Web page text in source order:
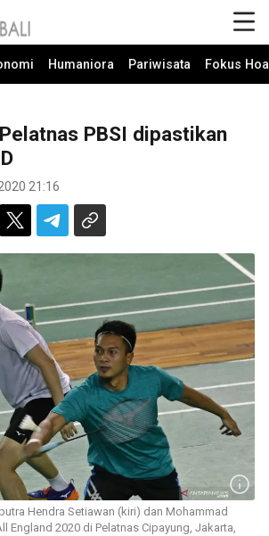
Humaniora Pariwisata Fokus
PBSI dipastikan
21:16
Hendra Setiawan (kiri) dan Mohammad
England 2020 di Pelatnas Cipayung, Jakarta,